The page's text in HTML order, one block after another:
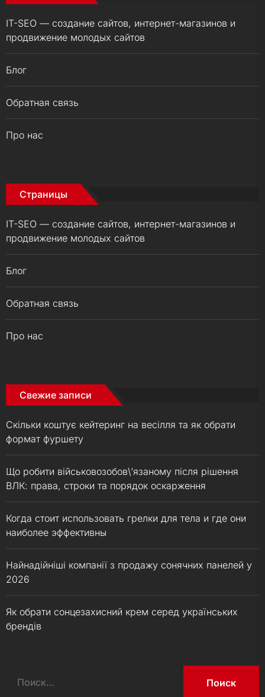
IT-SEO — создание сайтов, интернет-магазинов и
продвижение молодых сайтов
Блог
Обратная связь
Про нас
Страницы
IT-SEO — создание сайтов, интернет-магазинов и
продвижение молодых сайтов
Блог
Обратная связь
Про нас
Свежие записи
Скільки коштує кейтеринг на весілля та як обрати
формат фуршету
Що робити військовозобов\’язаному після рішення
ВЛК: права, строки та порядок оскарження
Когда стоит использовать грелки для тела и где они
наиболее эффективны
Найнадійніші компанії з продажу сонячних панелей у
2026
Як обрати сонцезахисний крем серед українських
брендів